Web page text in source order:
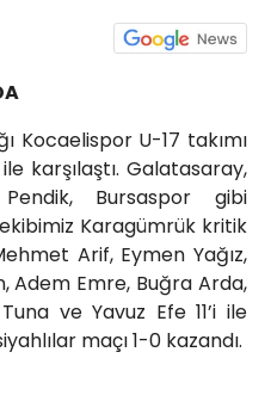
Kocaelispor U-17 takımı
karşılaştı. Galatasaray,
Bursaspor gibi
Karagümrük kritik
Arif, Eymen Yağız,
Adem Emre, Buğra Arda,
ve Yavuz Efe 11’i ile
maçı 1-0 kazandı.